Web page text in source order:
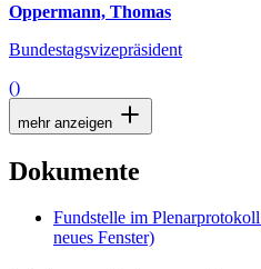
Oppermann, Thomas
Bundestagsvizepräsident
()
mehr anzeigen
Dokumente
Fundstelle im Plenarprotokoll
neues Fenster)